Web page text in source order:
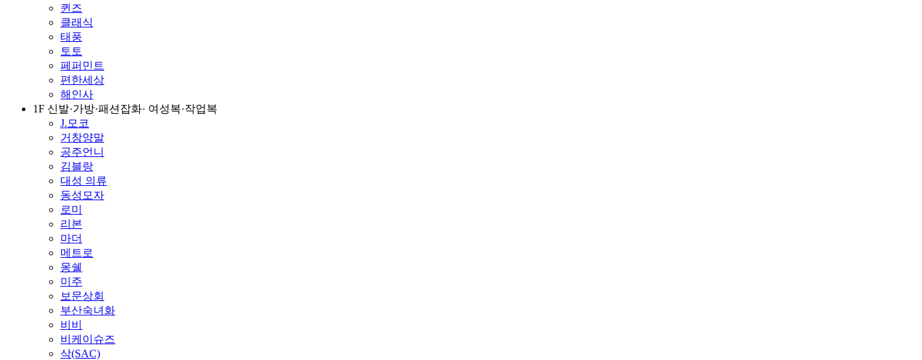
퀸즈
클래식
태풍
토토
페퍼민트
편한세상
해인사
1F 신발·가방·패션잡화· 여성복·작업복
J.모코
거창양말
공주언니
김블랑
대성 의류
동성모자
로미
리본
마더
메트로
몽쉘
미주
보문상회
부산숙녀화
비비
비케이슈즈
삭(SAC)